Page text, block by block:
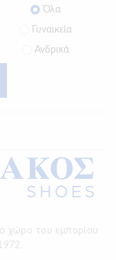
Όλα
Γυναικεία
Ανδρικά
χώρο του εμπορίου